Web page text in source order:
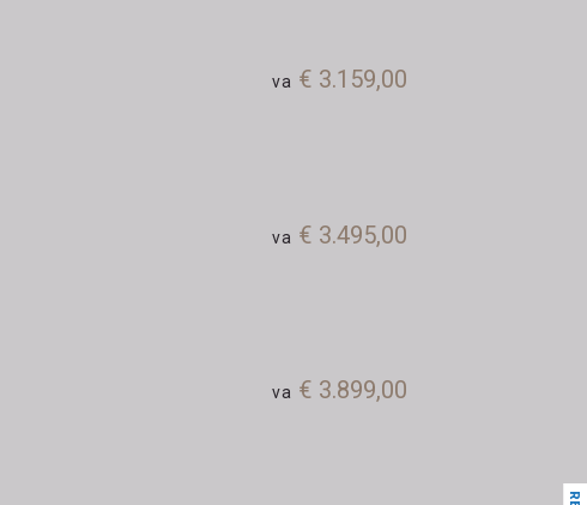
va € 3.159,00
va € 3.495,00
va € 3.899,00